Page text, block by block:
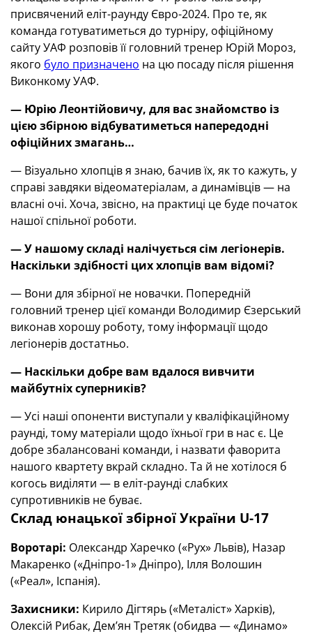
присвячений еліт-раунду Євро-2024. Про те, як
команда готуватиметься до турніру, офіційному
сайту УАФ розповів її головний тренер Юрій Мороз,
якого було призначено на цю посаду після рішення
Виконкому УАФ.
— Юрію Леонтійовичу, для вас знайомство із
цією збірною відбуватиметься напередодні
офіційних змагань…
— Візуально хлопців я знаю, бачив їх, як то кажуть, у
справі завдяки відеоматеріалам, а динамівців — на
власні очі. Хоча, звісно, на практиці це буде початок
нашої спільної роботи.
— У нашому складі налічується сім легіонерів.
Наскільки здібності цих хлопців вам відомі?
— Вони для збірної не новачки. Попередній
головний тренер цієї команди Володимир Єзерський
виконав хорошу роботу, тому інформації щодо
легіонерів достатньо.
— Наскільки добре вам вдалося вивчити
майбутніх суперників?
— Усі наші опоненти виступали у кваліфікаційному
раунді, тому матеріали щодо їхньої гри в нас є. Це
добре збалансовані команди, і назвати фаворита
нашого квартету вкрай складно. Та й не хотілося б
когось виділяти — в еліт-раунді слабких
супротивників не буває.
Склад юнацької збірної України U-17
Воротарі: Олександр Харечко («Рух» Львів), Назар
Макаренко («Дніпро-1» Дніпро), Ілля Волошин
(«Реал», Іспанія).
Захисники: Кирило Дігтярь («Металіст» Харків),
Олексій Рибак, Дем’ян Третяк (обидва — «Динамо»